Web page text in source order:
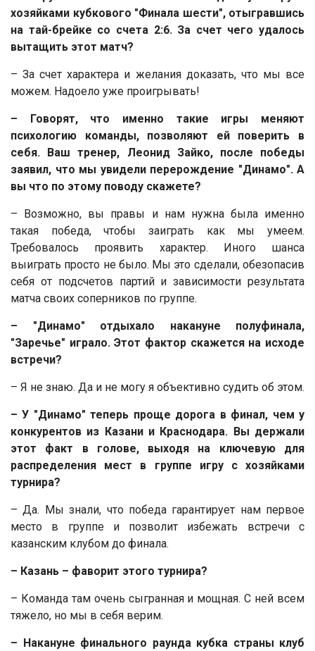
хозяйками кубкового "Финала шести", отыгравшись
на тай-брейке со счета 2:6. За счет чего удалось
вытащить этот матч?
– За счет характера и желания доказать, что мы все
можем. Надоело уже проигрывать!
– Говорят, что именно такие игры меняют
психологию команды, позволяют ей поверить в
себя. Ваш тренер, Леонид Зайко, после победы
заявил, что мы увидели перерождение "Динамо". А
вы что по этому поводу скажете?
– Возможно, вы правы и нам нужна была именно
такая победа, чтобы заиграть как мы умеем.
Требовалось проявить характер. Иного шанса
выиграть просто не было. Мы это сделали, обезопасив
себя от подсчетов партий и зависимости результата
матча своих соперников по группе.
– "Динамо" отдыхало накануне полуфинала,
"Заречье" играло. Этот фактор скажется на исходе
встречи?
– Я не знаю. Да и не могу я объективно судить об этом.
– У "Динамо" теперь проще дорога в финал, чем у
конкурентов из Казани и Краснодара. Вы держали
этот факт в голове, выходя на ключевую для
распределения мест в группе игру с хозяйками
турнира?
– Да. Мы знали, что победа гарантирует нам первое
место в группе и позволит избежать встречи с
казанским клубом до финала.
– Казань – фаворит этого турнира?
– Команда там очень сыгранная и мощная. С ней всем
тяжело, но мы в себя верим.
– Накануне финального раунда кубка страны клуб